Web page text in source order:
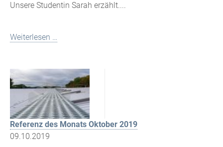
Unsere Studentin Sarah erzählt....
Weiterlesen …
Referenz des Monats Oktober 2019
09.10.2019